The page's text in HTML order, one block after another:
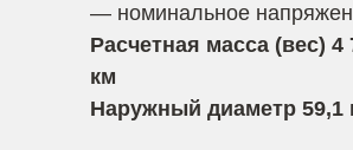
— номинальное
Расчетная масса (вес) 4
км
Наружный диаметр 59,1